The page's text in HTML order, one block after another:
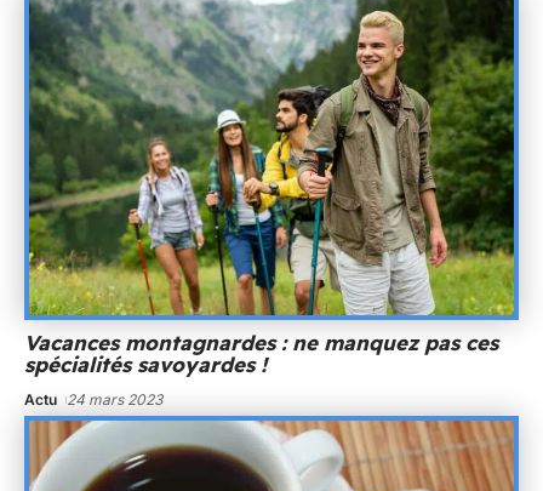
Vacances montagnardes : ne manquez pas ces
spécialités savoyardes !
Actu 24 mars 2023